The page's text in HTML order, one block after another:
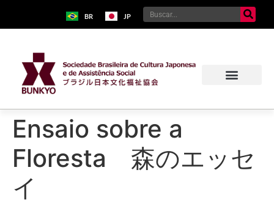
BR JP
Ensaio sobre a
Floresta 森のエッセ
イ